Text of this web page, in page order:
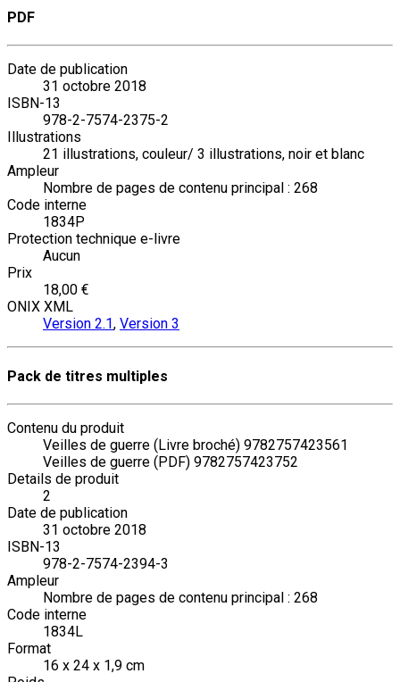
PDF
Date de publication
31 octobre 2018
ISBN-13
978-2-7574-2375-2
Illustrations
21 illustrations, couleur/ 3 illustrations, noir et blanc
Ampleur
Nombre de pages de contenu principal : 268
Code interne
1834P
Protection technique e-livre
Aucun
Prix
18,00 €
ONIX XML
Version 2.1, Version 3
Pack de titres multiples
Contenu du produit
Veilles de guerre (Livre broché) 9782757423561
Veilles de guerre (PDF) 9782757423752
Details de produit
2
Date de publication
31 octobre 2018
ISBN-13
978-2-7574-2394-3
Ampleur
Nombre de pages de contenu principal : 268
Code interne
1834L
Format
16 x 24 x 1,9 cm